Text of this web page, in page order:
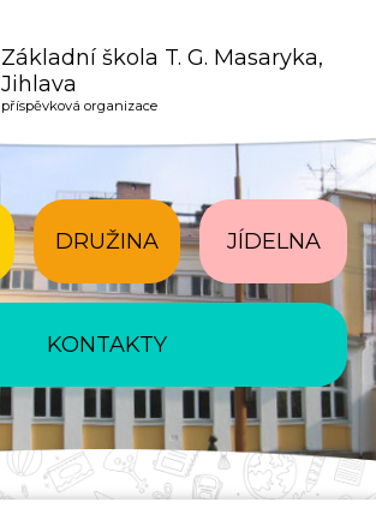
Základní škola T. G. Masaryka,
Jihlava
příspěvková organizace
DRUŽINA JÍDELNA
KONTAKTY